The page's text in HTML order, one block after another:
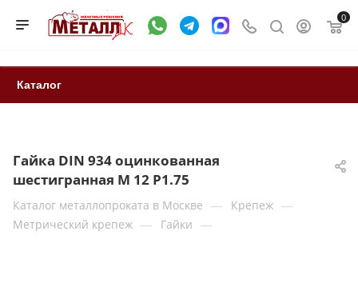
0
Каталог
Гайка DIN 934 оцинкованная
шестигранная M 12 P1.75
Каталог металлопроката в Москве — Крепеж —
Метрический крепеж — Гайки —